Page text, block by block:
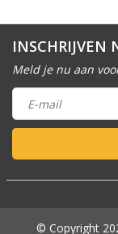
INSCHRIJVEN
Meld je nu aan
© Copyright